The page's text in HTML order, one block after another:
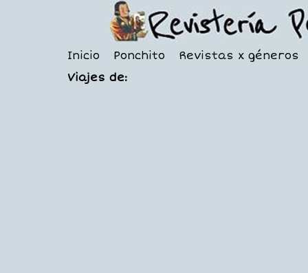
Inicio Ponchito
Revistas x géneros
Viajes de: